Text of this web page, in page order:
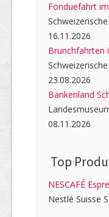
Fonduefahrt
16.11.2026
Brunchfahrten
23.08.2026
Bankenland
08.11.2026
Top
NESCAFÉ
Nestlé Suisse